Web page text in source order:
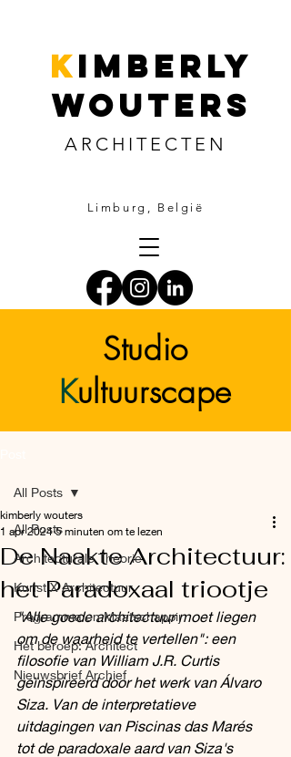
k
imberly
wouters
ARCHITECTEN
Limburg, België
Studio
Kultuurscape
All Posts
Architecturale Theorie
Kunst X Architectuur
Programma en Maatschappij
Het beroep: Architect
Nieuwsbrief Archief
All Posts
De Naakte Architectuur:
het Paradoxaal triootje
kimberly wouters
1 apr 2024 5 minuten om te lezen
"Alle goede architectuur moet liegen
om de waarheid te vertellen": een
filosofie van William J.R. Curtis
geïnspireerd door het werk van Álvaro
Siza. Van de interpretatieve
uitdagingen van Piscinas das Marés
tot de paradoxale aard van Siza's